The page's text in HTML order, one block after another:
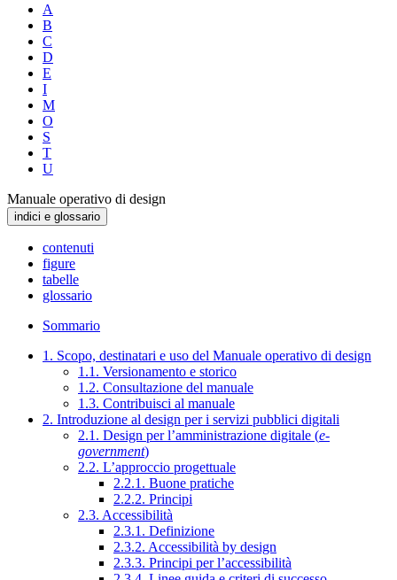
A
B
C
D
E
I
M
O
S
T
U
Manuale operativo di design
indici e glossario
contenuti
figure
tabelle
glossario
Sommario
1. Scopo, destinatari e uso del Manuale operativo di design
1.1. Versionamento e storico
1.2. Consultazione del manuale
1.3. Contribuisci al manuale
2. Introduzione al design per i servizi pubblici digitali
2.1. Design per l’amministrazione digitale (e-
government)
2.2. L’approccio progettuale
2.2.1. Buone pratiche
2.2.2. Principi
2.3. Accessibilità
2.3.1. Definizione
2.3.2. Accessibilità by design
2.3.3. Principi per l’accessibilità